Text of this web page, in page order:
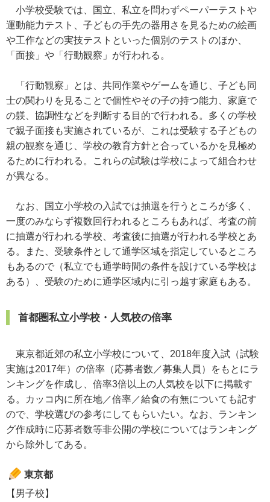
小学校受験では、国立、私立を問わずペーパーテストや
運動能力テスト、子どもの手先の器用さを見るための絵画
や工作などの実技テストといった個別のテストのほか、
「面接」や「行動観察」が行われる。
「行動観察」とは、共同作業やゲームを通じ、子ども同
士の関わりを見ることで個性やその子の持つ能力、家庭で
の躾、協調性などを判断する目的で行われる。多くの学校
で親子面接も実施されているが、これは受験する子どもの
親の観察を通じ、学校の教育方針と合っているかを見極め
るために行われる。これらの試験は学校によって組合わせ
が異なる。
なお、国立小学校の入試では抽選を行うところが多く、
一度のみならず複数回行われるところもあれば、考査の前
に抽選が行われる学校、考査後に抽選が行われる学校とあ
る。また、受験条件として通学区域を指定しているところ
もあるので（私立でも通学時間の条件を設けている学校は
ある）、受験のために通学区域内に引っ越す家庭もある。
首都圏私立小学校・人気校の倍率
東京都近郊の私立小学校について、2018年度入試（試験
実施は2017年）の倍率（応募者数／募集人員）をもとにラ
ンキングを作成し、倍率3倍以上の人気校を以下に掲載す
る。カッコ内に所在地／倍率／給食の有無についても記す
ので、学校選びの参考にしてもらいたい。なお、ランキン
グ作成時に応募者数等非公開の学校についてはランキング
から除外してある。
東京都
【男子校】